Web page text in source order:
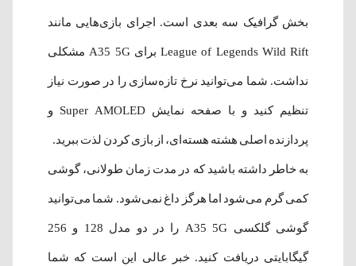
بخش گرافیک سه بعدی است. اجرای بازی‌هایی مانند
League of Legends Wild Rift برای A35 5G مشکلی
نداشت. شما می‌توانید نرخ تازه‌سازی را در صورت نیاز
تنظیم کنید و با صفحه نمایش Super AMOLED و
پردازنده اصلی هشته هسته‌ای، از بازی کردن لذت ببرید.
به خاطر داشته باشید که در مدت زمان طولانی، گوشی
کمی گرم می‌شود اما هرگز داغ نمی‌شود. شما می‌توانید
گوشی گلکسی A35 5G را در دو مدل 128 و 256
گیگابایتی دریافت کنید. خبر عالی این است که شما